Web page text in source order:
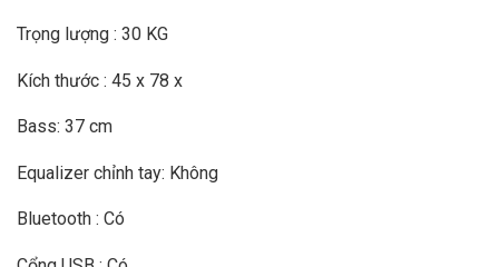
Trọng lượng : 30 KG
Kích thước : 45 x 78 x
Bass: 37 cm
Equalizer chỉnh tay: Không
Bluetooth : Có